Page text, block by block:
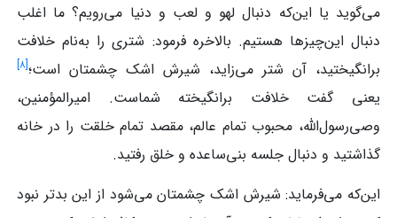
می‌گوید یا این‌که دنبال لهو و لعب و دنیا می‌رویم؟ ما اغلب
دنبال این‌چیزها هستیم. بالاخره فرمود: شتری را به‌نام خلافت
برانگیختید، آن شتر می‌زاید، شیرش اشک چشمتان است؛[۸]
یعنی گفت خلافت برانگیخته شماست. امیرالمؤمنین،
وصی‌رسول‌الله، محبوب تمام عالم، مقصد تمام خلقت را در خانه
گذاشتید و دنبال جلسه بنی‌ساعده و خلق رفتید.
این‌که می‌فرماید: شیرش اشک چشمتان می‌شود از این بدتر نبود